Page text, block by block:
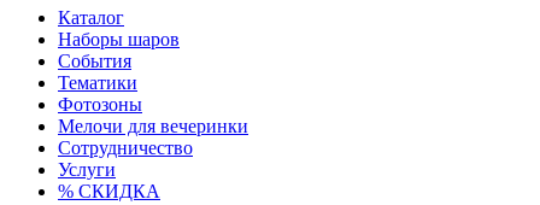
Каталог
Наборы шаров
События
Тематики
Фотозоны
Мелочи для вечеринки
Сотрудничество
Услуги
% СКИДКА